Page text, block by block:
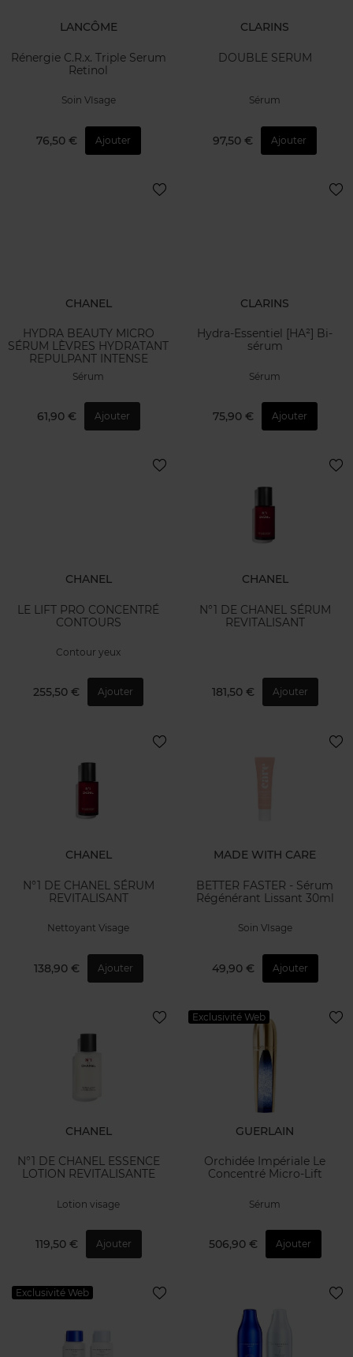
LANCÔME
Rénergie C.R.x. Triple Serum
Retinol
Soin VIsage
76,50 € Ajouter
CLARINS
DOUBLE SERUM
Sérum
97,50 € Ajouter
CHANEL
HYDRA BEAUTY MICRO
SÉRUM LÈVRES HYDRATANT
REPULPANT INTENSE
Sérum
61,90 € Ajouter
CLARINS
Hydra-Essentiel [HA²] Bi-
sérum
Sérum
75,90 € Ajouter
CHANEL
LE LIFT PRO CONCENTRÉ
CONTOURS
Contour yeux
255,50 € Ajouter
CHANEL
N°1 DE CHANEL SÉRUM
REVITALISANT
181,50 € Ajouter
CHANEL
N°1 DE CHANEL SÉRUM
REVITALISANT
Nettoyant Visage
138,90 € Ajouter
MADE WITH CARE
BETTER FASTER - Sérum
Régénérant Lissant 30ml
Soin VIsage
49,90 € Ajouter
CHANEL
N°1 DE CHANEL ESSENCE
LOTION REVITALISANTE
Lotion visage
119,50 € Ajouter
Exclusivité Web
GUERLAIN
Orchidée Impériale Le
Concentré Micro-Lift
Sérum
506,90 € Ajouter
Exclusivité Web